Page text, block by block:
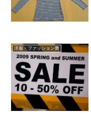
洋服・ファッション費